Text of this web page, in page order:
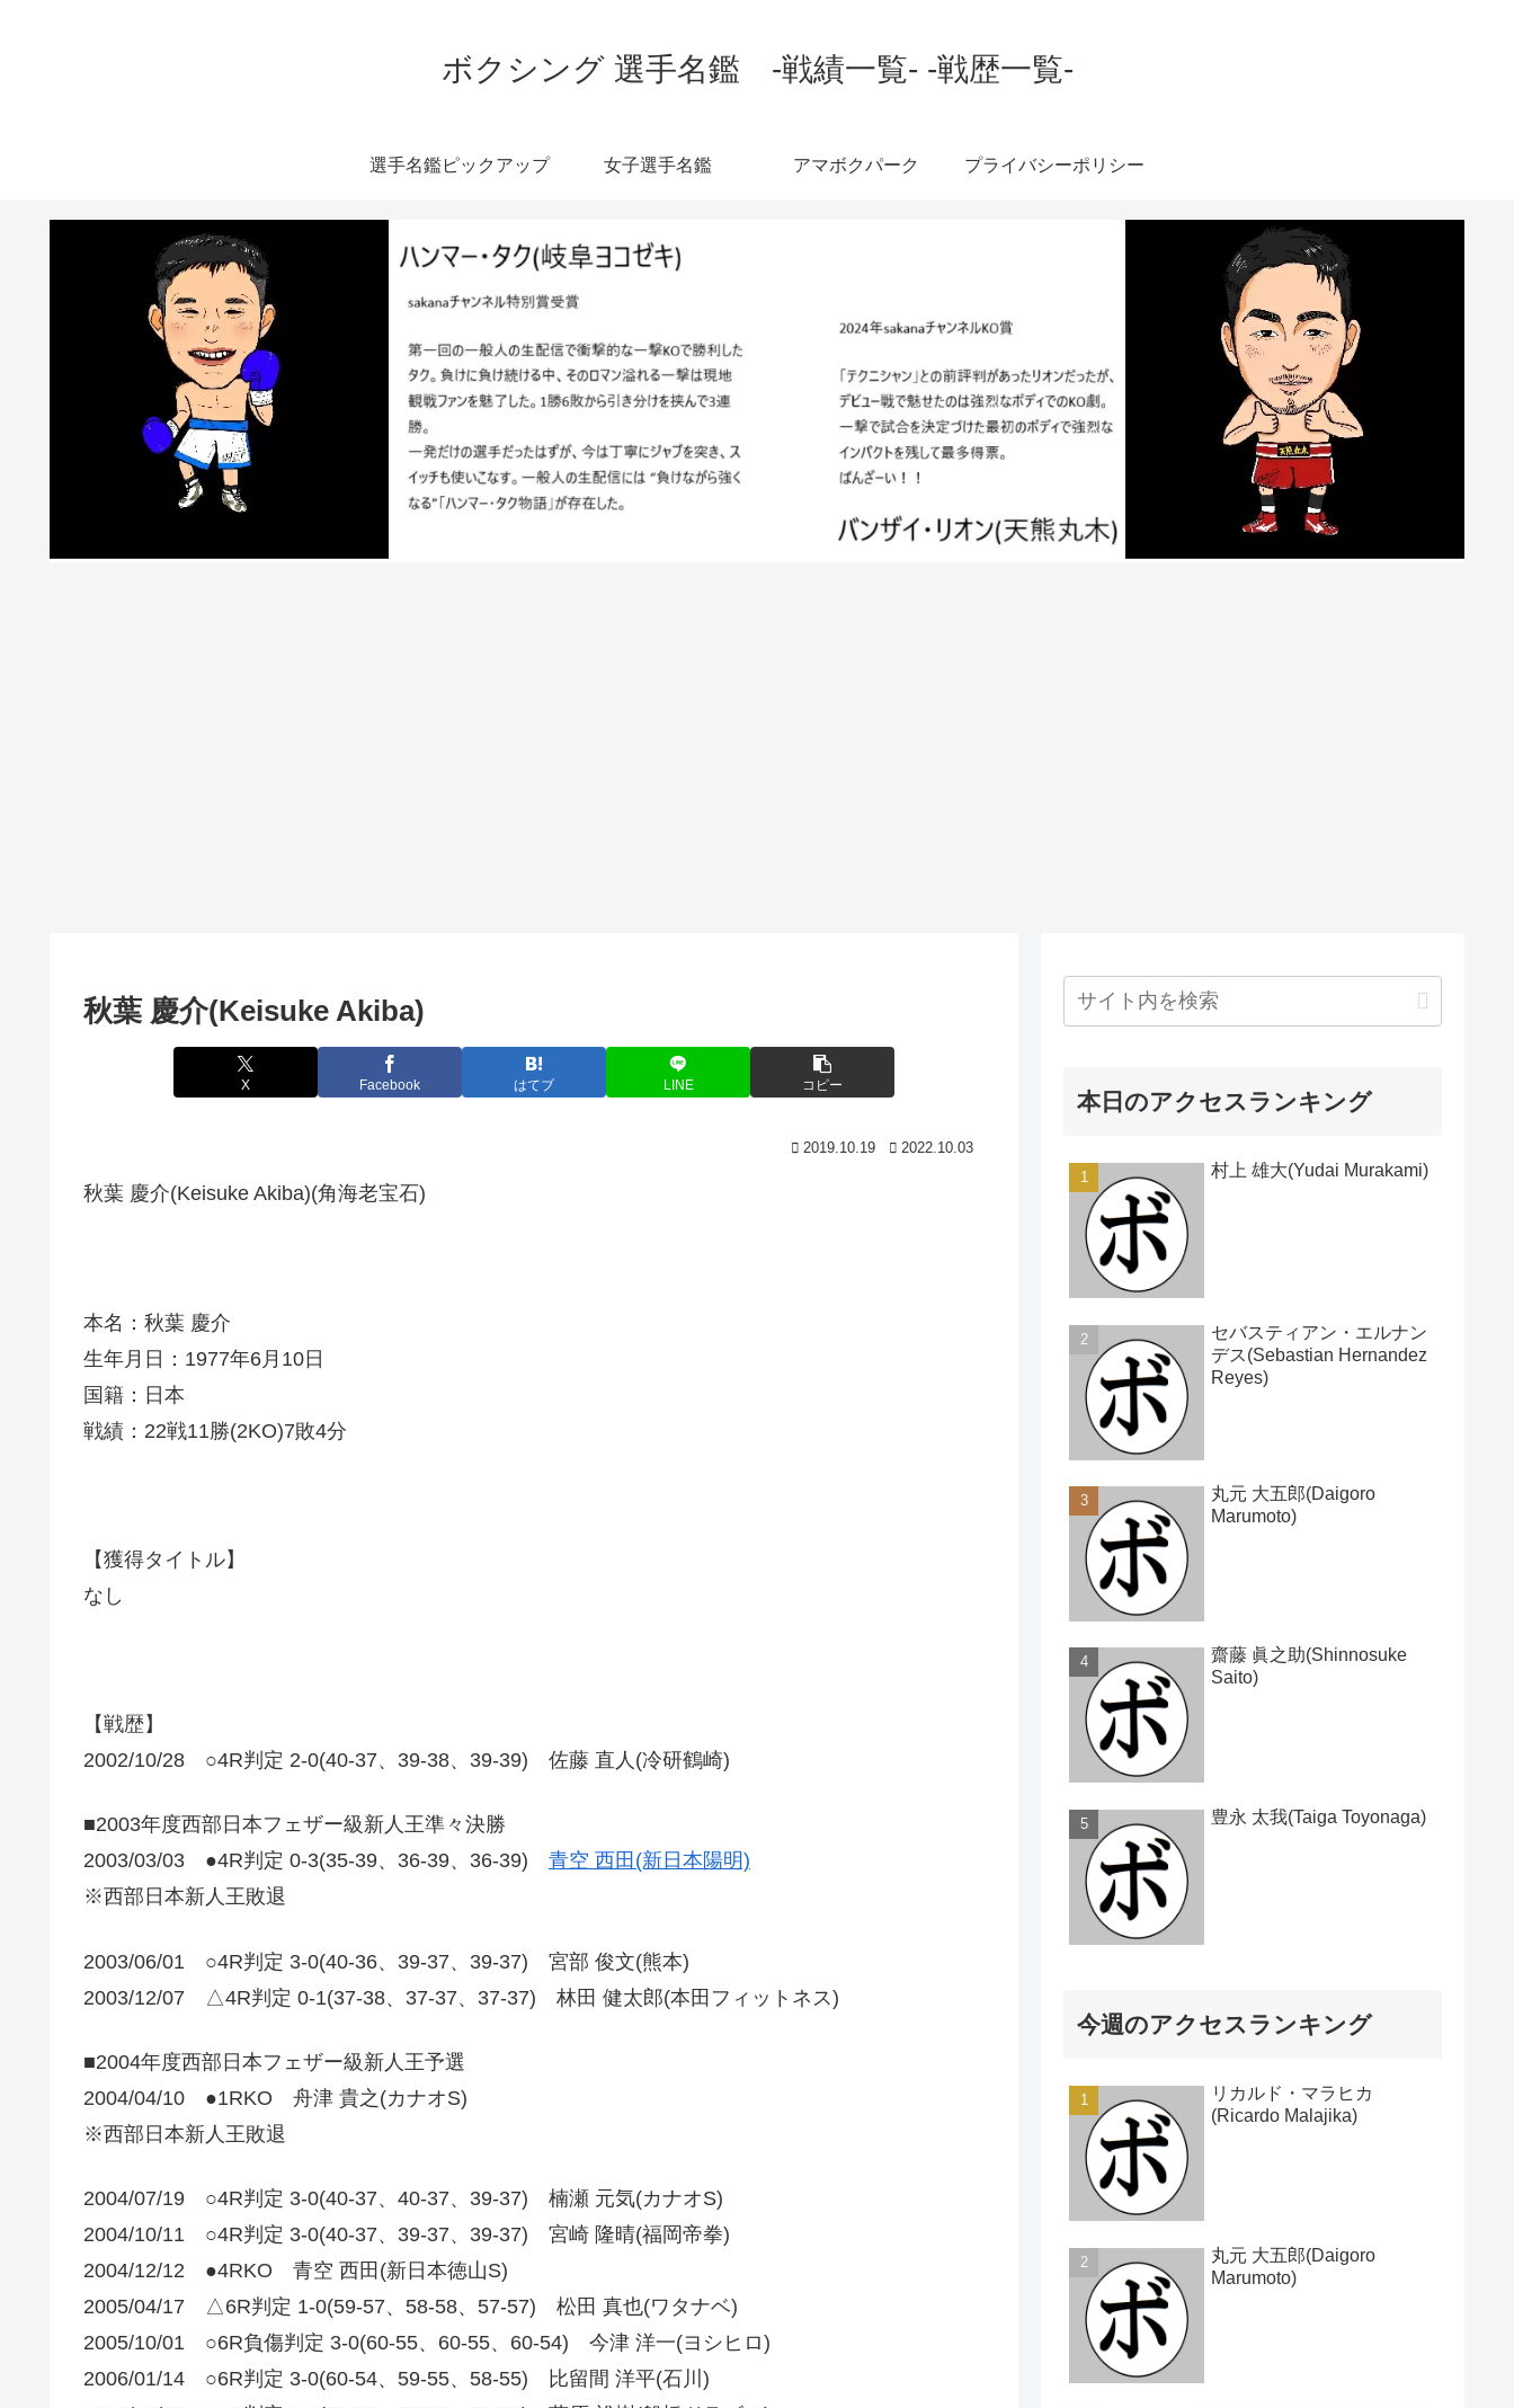
ボクシング 選手名鑑 -戦績一覧- -戦歴一覧-
選手名鑑ピックアップ 女子選手名鑑 アマボクパーク プライバシーポリシー
秋葉 慶介(Keisuke Akiba)
X Facebook はてブ LINE コピー
2019.10.19 2022.10.03
秋葉 慶介(Keisuke Akiba)(角海老宝石)
本名：秋葉 慶介
生年月日：1977年6月10日
国籍：日本
戦績：22戦11勝(2KO)7敗4分
【獲得タイトル】
なし
【戦歴】
2002/10/28 ○4R判定 2-0(40-37、39-38、39-39) 佐藤 直人(冷研鶴崎)
■2003年度西部日本フェザー級新人王準々決勝
2003/03/03 ●4R判定 0-3(35-39、36-39、36-39) 青空 西田(新日本陽明)
※西部日本新人王敗退
2003/06/01 ○4R判定 3-0(40-36、39-37、39-37) 宮部 俊文(熊本)
2003/12/07 △4R判定 0-1(37-38、37-37、37-37) 林田 健太郎(本田フィットネス)
■2004年度西部日本フェザー級新人王予選
2004/04/10 ●1RKO 舟津 貴之(カナオS)
※西部日本新人王敗退
2004/07/19 ○4R判定 3-0(40-37、40-37、39-37) 楠瀬 元気(カナオS)
2004/10/11 ○4R判定 3-0(40-37、39-37、39-37) 宮崎 隆晴(福岡帝拳)
2004/12/12 ●4RKO 青空 西田(新日本徳山S)
2005/04/17 △6R判定 1-0(59-57、58-58、57-57) 松田 真也(ワタナベ)
2005/10/01 ○6R負傷判定 3-0(60-55、60-55、60-54) 今津 洋一(ヨシヒロ)
2006/01/14 ○6R判定 3-0(60-54、59-55、58-55) 比留間 洋平(石川)
本日のアクセスランキング
村上 雄大(Yudai Murakami)
セバスティアン・エルナン
デス(Sebastian Hernandez
Reyes)
丸元 大五郎(Daigoro
Marumoto)
齋藤 眞之助(Shinnosuke
Saito)
豊永 太我(Taiga Toyonaga)
今週のアクセスランキング
リカルド・マラヒカ
(Ricardo Malajika)
丸元 大五郎(Daigoro
Marumoto)